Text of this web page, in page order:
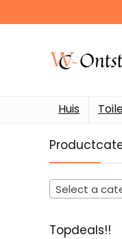
Huis
Select a
Topdeals!!